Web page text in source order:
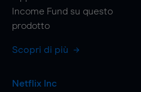
Income Fund su questo
prodotto
Scopri di più
Netflix Inc